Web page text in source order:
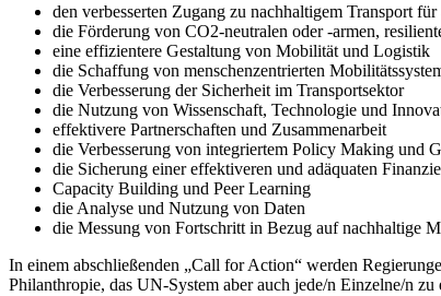
den verbesserten Zugang zu nachhaltigem Transport für
die Förderung von CO2-neutralen oder -armen,
eine effizientere Gestaltung von Mobilität und Logistik
die Schaffung von menschenzentrierten
die Verbesserung der Sicherheit im Transportsektor
die Nutzung von Wissenschaft, Technologie und
effektivere Partnerschaften und Zusammenarbeit
die Verbesserung von integriertem Policy Making und
die Sicherung einer effektiveren und adäquaten
Capacity Building und Peer Learning
die Analyse und Nutzung von Daten
die Messung von Fortschritt in Bezug auf nachhaltige
In einem abschließenden „Call for Action“ werden
Philanthropie, das UN-System aber auch jede/n Einzelne/n